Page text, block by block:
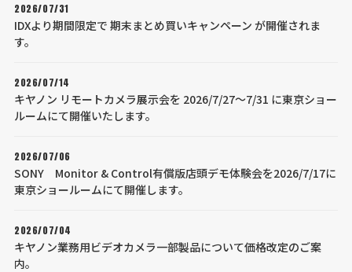
2026/07/31
IDXより期間限定で 期末まとめ買いキャンペーン が開催されま
す。
2026/07/14
キヤノン リモートカメラ展示会を 2026/7/27～7/31 に東京ショー
ルームにて開催いたします。
2026/07/06
SONY Monitor & Control有償版店頭デモ体験会を2026/7/17に
東京ショールームにて開催します。
2026/07/04
キヤノン業務用ビデオカメラ一部製品について価格改定のご案
内。